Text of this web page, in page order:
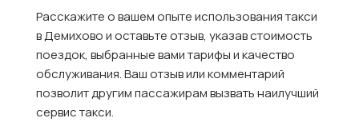
Расскажите о вашем опыте использования такси
в Демихово и оставьте отзыв, указав стоимость
поездок, выбранные вами тарифы и качество
обслуживания. Ваш отзыв или комментарий
позволит другим пассажирам вызвать наилучший
сервис такси.